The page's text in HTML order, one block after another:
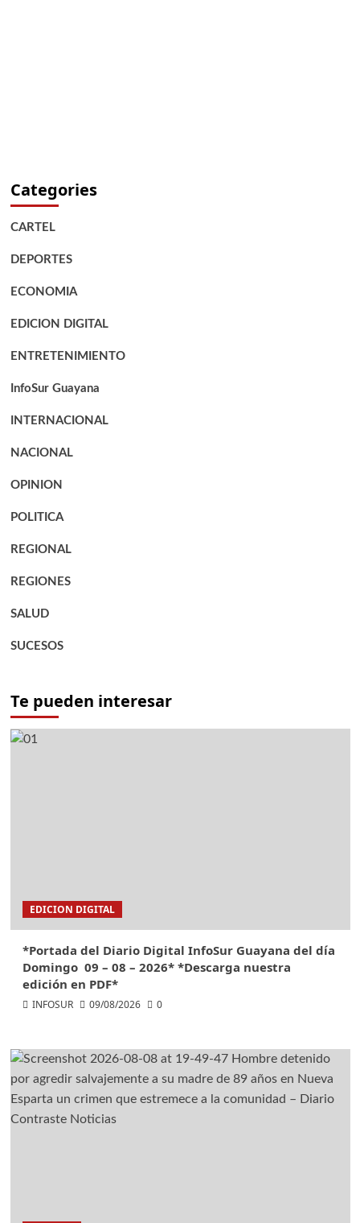
Categories
CARTEL
DEPORTES
ECONOMIA
EDICION DIGITAL
ENTRETENIMIENTO
InfoSur Guayana
INTERNACIONAL
NACIONAL
OPINION
POLITICA
REGIONAL
REGIONES
SALUD
SUCESOS
Te pueden interesar
EDICION DIGITAL
*Portada del Diario Digital InfoSur Guayana del día
Domingo 09 – 08 – 2026* *Descarga nuestra
edición en PDF*
INFOSUR 09/08/2026 0